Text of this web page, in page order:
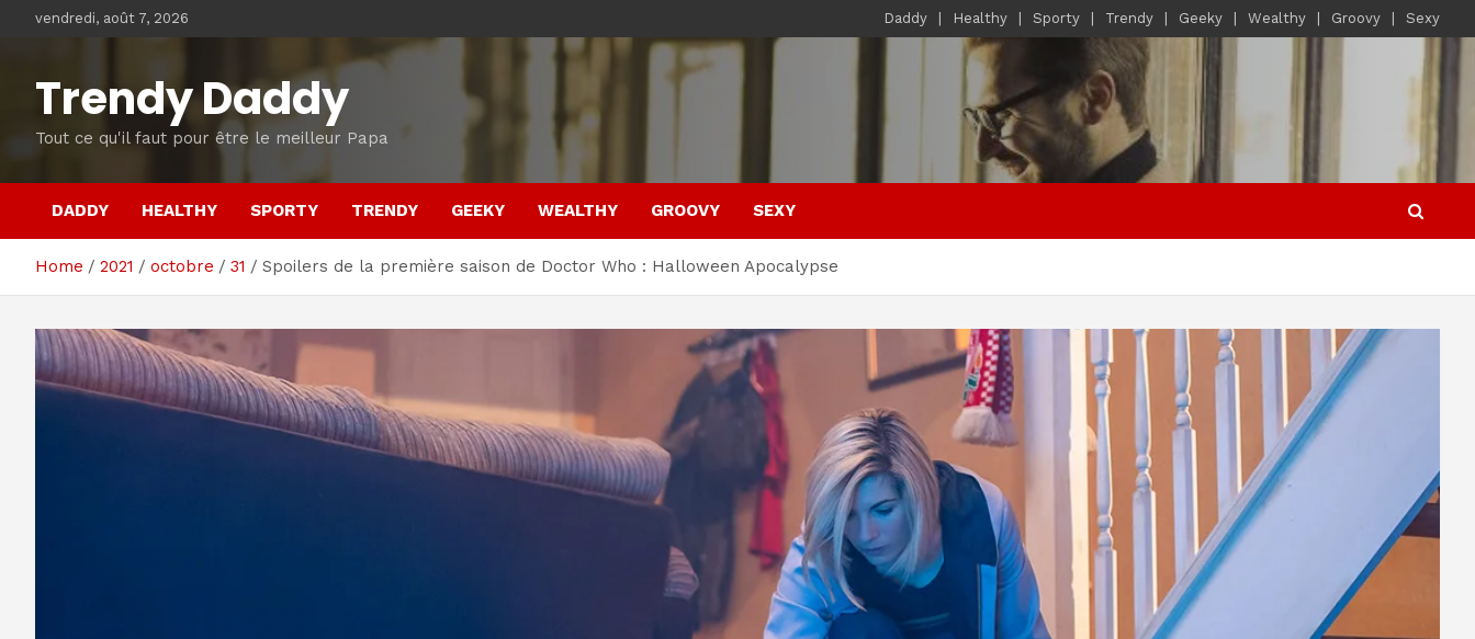
vendredi, août 7, 2026 Daddy Healthy Sporty Trendy Geeky Wealthy Groovy Sexy
Trendy Daddy
Tout ce qu'il faut pour être le meilleur Papa
DADDY HEALTHY SPORTY TRENDY GEEKY WEALTHY GROOVY SEXY
Home 2021 octobre 31 Spoilers de la première saison de Doctor Who : Halloween Apocalypse